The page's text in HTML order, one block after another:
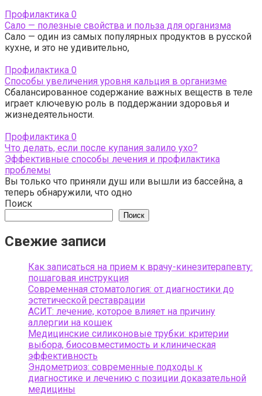
Профилактика 0
Сало — полезные свойства и польза для организма
Сало — один из самых популярных продуктов в русской
кухне, и это не удивительно,
Профилактика 0
Способы увеличения уровня кальция в организме
Сбалансированное содержание важных веществ в теле
играет ключевую роль в поддержании здоровья и
жизнедеятельности.
Профилактика 0
Что делать, если после купания залило ухо?
Эффективные способы лечения и профилактика
проблемы
Вы только что приняли душ или вышли из бассейна, а
теперь обнаружили, что одно
Поиск
Поиск
Свежие записи
Как записаться на прием к врачу-кинезитерапевту:
пошаговая инструкция
Современная стоматология: от диагностики до
эстетической реставрации
АСИТ: лечение, которое влияет на причину
аллергии на кошек
Медицинские силиконовые трубки: критерии
выбора, биосовместимость и клиническая
эффективность
Эндометриоз: современные подходы к
диагностике и лечению с позиции доказательной
медицины